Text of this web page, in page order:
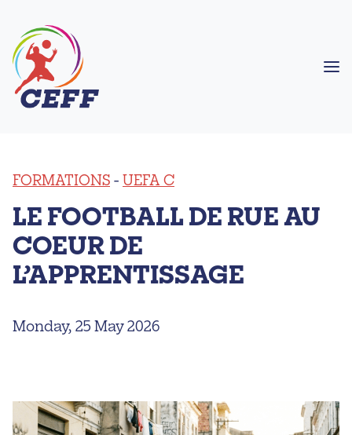
FORMATIONS - UEFA C
LE FOOTBALL DE RUE AU
COEUR DE
L’APPRENTISSAGE
Monday, 25 May 2026